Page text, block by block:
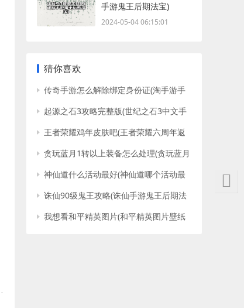
手游鬼王后期法宝)
2024-05-04 06:15:01
猜你喜欢
传奇手游怎么解除绑定身份证(淘手游手
起源之石3攻略完整版(世纪之石3中文手
王者荣耀鸡年皮肤吧(王者荣耀六周年返
贪玩蓝月1转以上装备怎么处理(贪玩蓝月
神仙道什么活动最好(神仙道哪个活动最
诛仙90级鬼王攻略(诛仙手游鬼王后期法
我想看和平精英图片(和平精英图片壁纸